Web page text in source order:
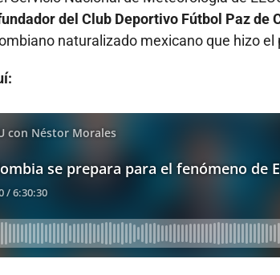
del Club Deportivo Fútbol Paz de
naturalizado mexicano que hizo